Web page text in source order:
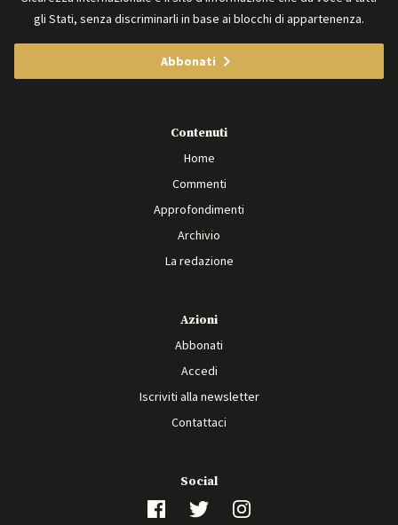
gli Stati, senza discriminarli in base ai blocchi di appartenenza.
Abbonati
Contenuti
Home
Commenti
Approfondimenti
Archivio
La redazione
Azioni
Abbonati
Accedi
Iscriviti alla newsletter
Contattaci
Social